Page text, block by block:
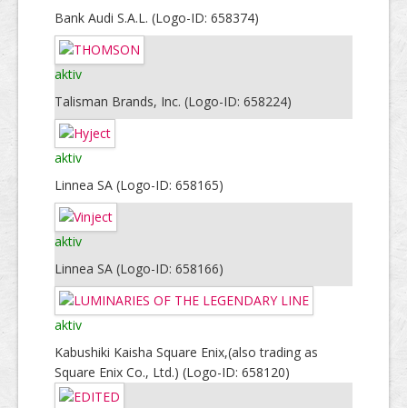
Bank Audi S.A.L. (Logo-ID: 658374)
aktiv
Talisman Brands, Inc. (Logo-ID: 658224)
aktiv
Linnea SA (Logo-ID: 658165)
aktiv
Linnea SA (Logo-ID: 658166)
aktiv
Kabushiki Kaisha Square Enix,(also trading as
Square Enix Co., Ltd.) (Logo-ID: 658120)